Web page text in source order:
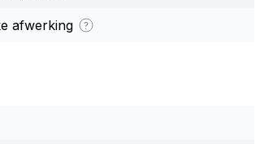
afwerking